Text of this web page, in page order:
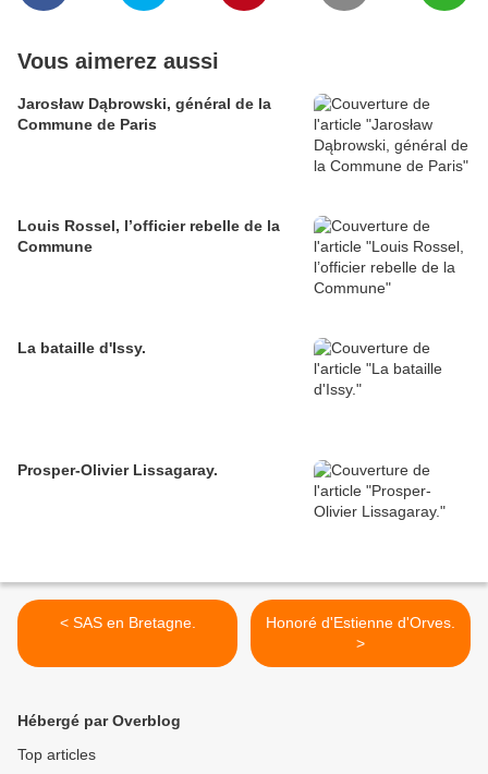
Vous aimerez aussi
Jarosław Dąbrowski, général de la
Commune de Paris
Louis Rossel, l’officier rebelle de la
Commune
La bataille d'Issy.
Prosper-Olivier Lissagaray.
< SAS en Bretagne.
Honoré d'Estienne d'Orves.
>
Hébergé par Overblog
Top articles